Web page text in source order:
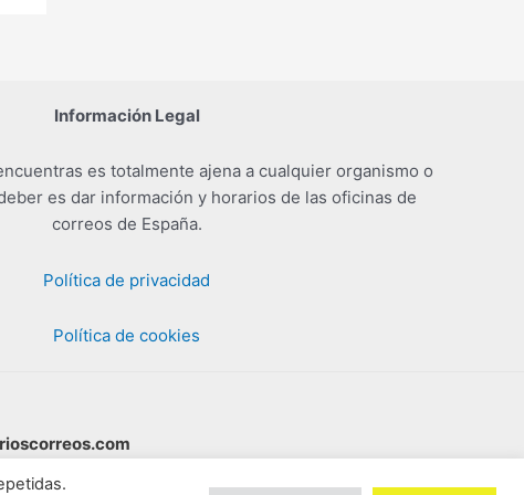
Información Legal
es totalmente ajena a cualquier organismo o
es dar información y horarios de las oficinas de
correos de España.
Política de privacidad
Política de cookies